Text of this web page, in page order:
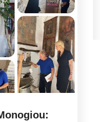
/ Υποχρεωτική η
Οκτωβρίου! Ό,τι...